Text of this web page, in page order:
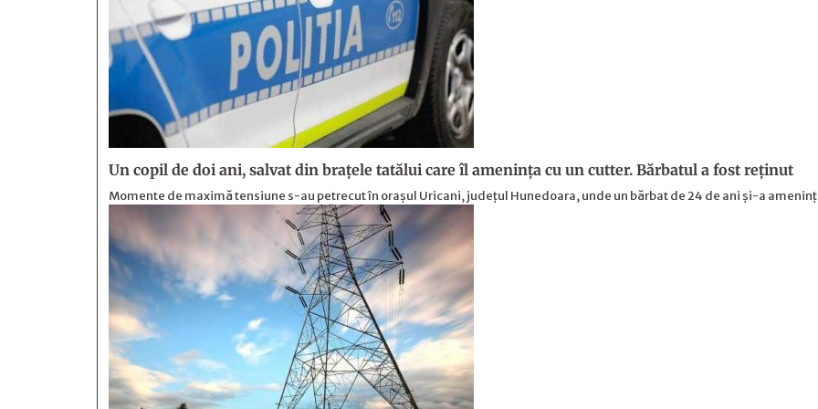
Un copil de doi ani, salvat din brațele tatălui care îl amenința cu un cutter. Bărbatul a fost reținut
Momente de maximă tensiune s-au petrecut în orașul Uricani, județul Hunedoara, unde un bărbat de 24 de ani și-a